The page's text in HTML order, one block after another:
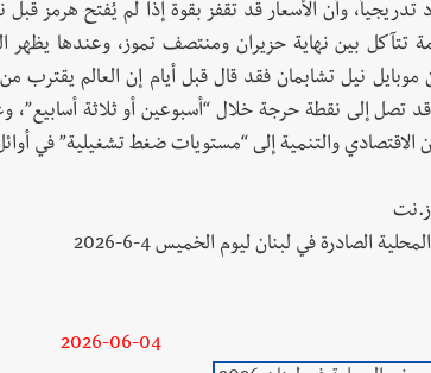
تدريجياً، وأن الأسعار قد تقفز بقوة إذا لم يُفتح هرمز
تتآكل بين نهاية حزيران ومنتصف تموز، وعندها يظهر
نيل تشابمان فقد قال قبل أيام إن العالم يقترب
تصل إلى نقطة حرجة خلال “أسبوعين أو ثلاثة أسابيع”،
الاقتصادي والتنمية إلى “مستويات ضغط تشغيلية” في
الصادرة في لبنان ليوم الخميس 4-6-2026
2026-06-04